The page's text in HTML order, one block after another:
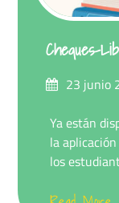
Cheques-
23 junio
Ya están
la
los